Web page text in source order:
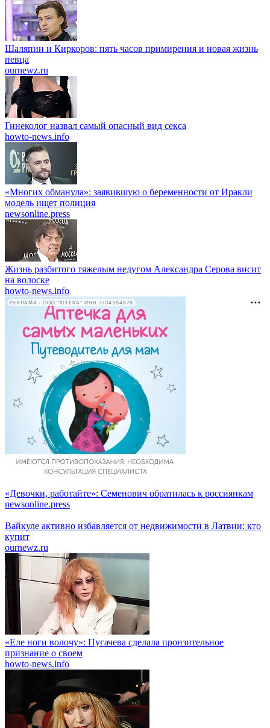
Шаляпин и Киркоров: пять часов примирения и новая жизнь
певца
ournewz.ru
Гинеколог назвал самый опасный вид секса
howto-news.info
«Многих обманула»: заявившую о беременности от Иракли
модель ищет полиция
newsonline.press
Жизнь разбитого тяжелым недугом Александра Серова висит
на волоске
howto-news.info
РЕКЛАМА • ООО "ЮТЕКА" ИНН 7704384878
«Девочки, работайте»: Семенович обратилась к россиянкам
newsonline.press
Вайкуле активно избавляется от недвижимости в Латвии: кто
купит
ournewz.ru
«Еле ноги волочу»: Пугачева сделала пронзительное
признание о своем
howto-news.info